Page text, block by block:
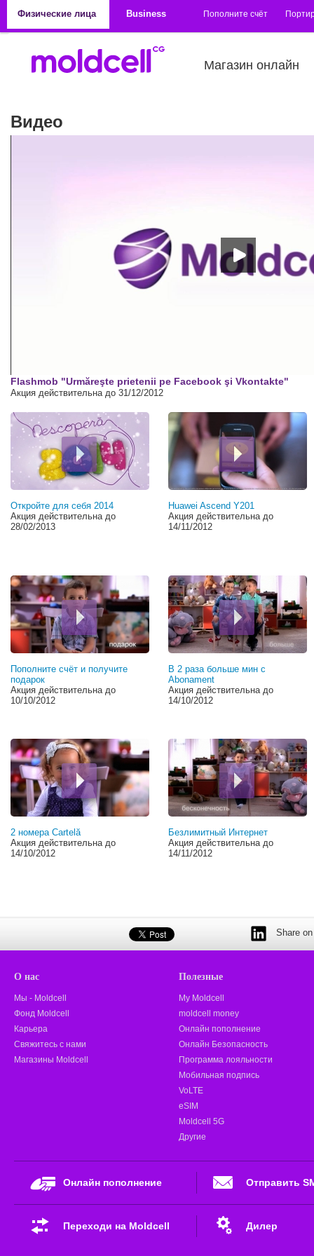
Физические лица
Business Пополните счёт
Магазин онлайн
Видео
Flashmob "Urmăreşte prietenii pe Facebook şi Vkontakte"
Акция действительна до 31/12/2012
Откройте для себя 2014
Акция действительна до
28/02/2013
Huawei Ascend Y201
Акция действительна до
14/11/2012
Пополните счёт и получите
подарок
Акция действительна до
10/10/2012
В 2 раза больше мин с
Abonament
Акция действительна до
14/10/2012
2 номера Cartelă
Акция действительна до
14/10/2012
Безлимитный Интернет
Акция действительна до
14/11/2012
Share
О нас
Мы - Moldcell
Фонд Moldcell
Карьера
Свяжитесь с нами
Магазины Moldcell
Полезные
My Moldcell
moldcell money
Онлайн пополнение
Онлайн Безопасность
Программа лояльности
Мобильная подпись
VoLTE
eSIM
Moldcell 5G
Другие
Онлайн пополнение Отправить
Переходи на Moldcell Дилер